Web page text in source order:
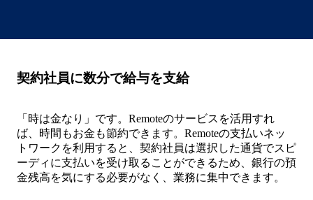
契約社員に数分で給与を支給
「時は金なり」です。Remoteのサービスを活用すれ
ば、時間もお金も節約できます。Remoteの支払いネッ
トワークを利用すると、契約社員は選択した通貨でスピ
ーディに支払いを受け取ることができるため、銀行の預
金残高を気にする必要がなく、業務に集中できます。